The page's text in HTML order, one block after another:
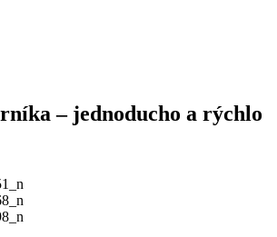
– jednoducho a rýchlo